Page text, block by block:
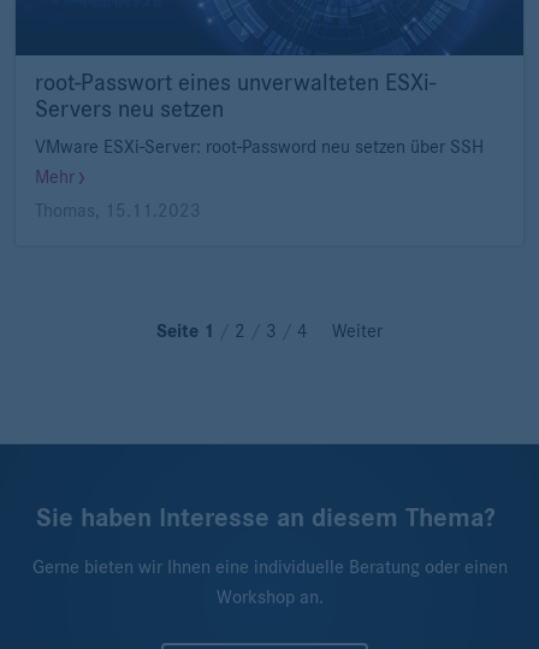
root-Passwort eines unverwalteten ESXi-
Servers neu setzen
VMware ESXi-Server: root-Password neu setzen über SSH
Mehr
Thomas
15.11.2023
Seite 1 2 3 4 Weiter
Sie haben Interesse an diesem Thema?
Gerne bieten wir Ihnen eine individuelle Beratung oder einen
Workshop an.